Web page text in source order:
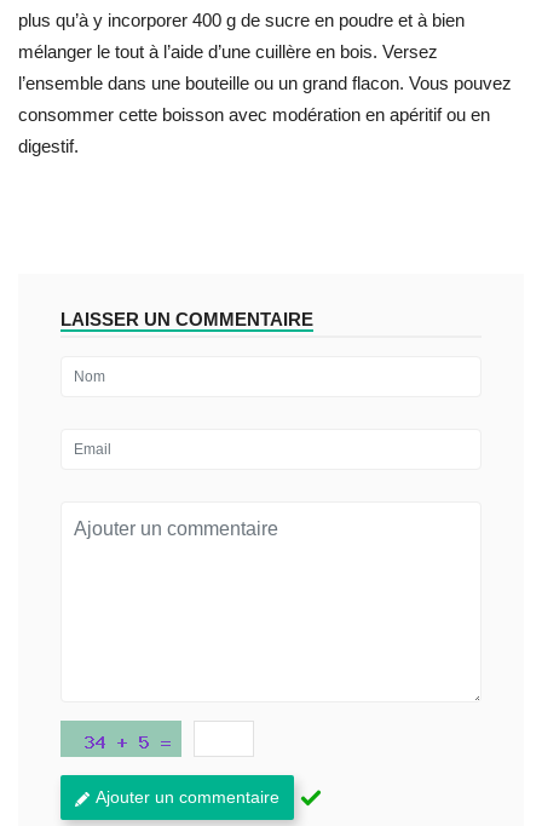
plus qu’à y incorporer 400 g de sucre en poudre et à bien
mélanger le tout à l’aide d’une cuillère en bois. Versez
l’ensemble dans une bouteille ou un grand flacon. Vous pouvez
consommer cette boisson avec modération en apéritif ou en
digestif.
LAISSER UN COMMENTAIRE
Ajouter un commentaire